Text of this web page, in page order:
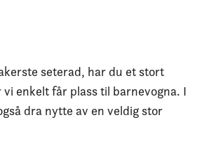
seterad, har du et stort
enkelt får plass til barnevogna. I
dra nytte av en veldig stor